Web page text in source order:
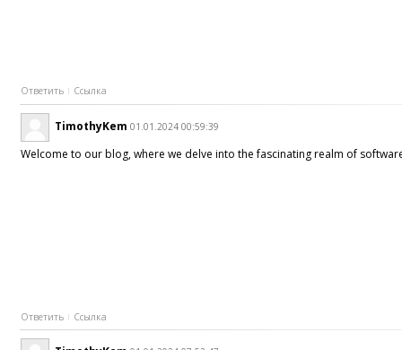
Ответить Ссылка
TimothyKem 01.01.2024 00:59:39
Welcome to our blog, where we delve into the fascinating realm of
Ответить Ссылка